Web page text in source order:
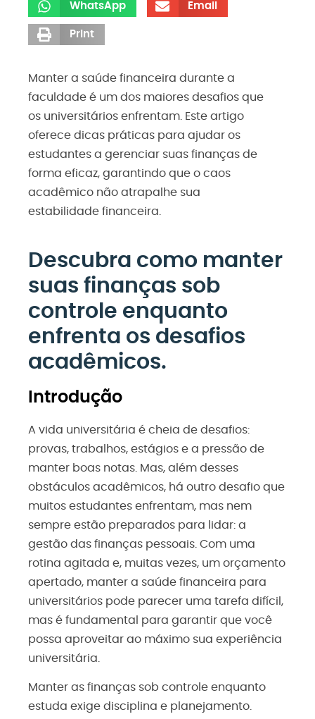
WhatsApp Email
Print
Manter a saúde financeira durante a
faculdade é um dos maiores desafios que
os universitários enfrentam. Este artigo
oferece dicas práticas para ajudar os
estudantes a gerenciar suas finanças de
forma eficaz, garantindo que o caos
acadêmico não atrapalhe sua
estabilidade financeira.
Descubra como manter
suas finanças sob
controle enquanto
enfrenta os desafios
acadêmicos.
Introdução
A vida universitária é cheia de desafios:
provas, trabalhos, estágios e a pressão de
manter boas notas. Mas, além desses
obstáculos acadêmicos, há outro desafio que
muitos estudantes enfrentam, mas nem
sempre estão preparados para lidar: a
gestão das finanças pessoais. Com uma
rotina agitada e, muitas vezes, um orçamento
apertado, manter a saúde financeira para
universitários pode parecer uma tarefa difícil,
mas é fundamental para garantir que você
possa aproveitar ao máximo sua experiência
universitária.
Manter as finanças sob controle enquanto
estuda exige disciplina e planejamento.